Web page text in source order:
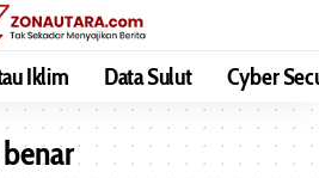
Iklim Data Sulut Cyber